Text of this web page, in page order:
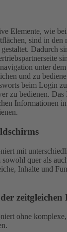
Elemente, wie
sind in den
Dadurch
unter
und zu
beim Login
zu bedienen. Das
Informationen
mit
quer als
Inhalte und
zeitgleichen
ohne